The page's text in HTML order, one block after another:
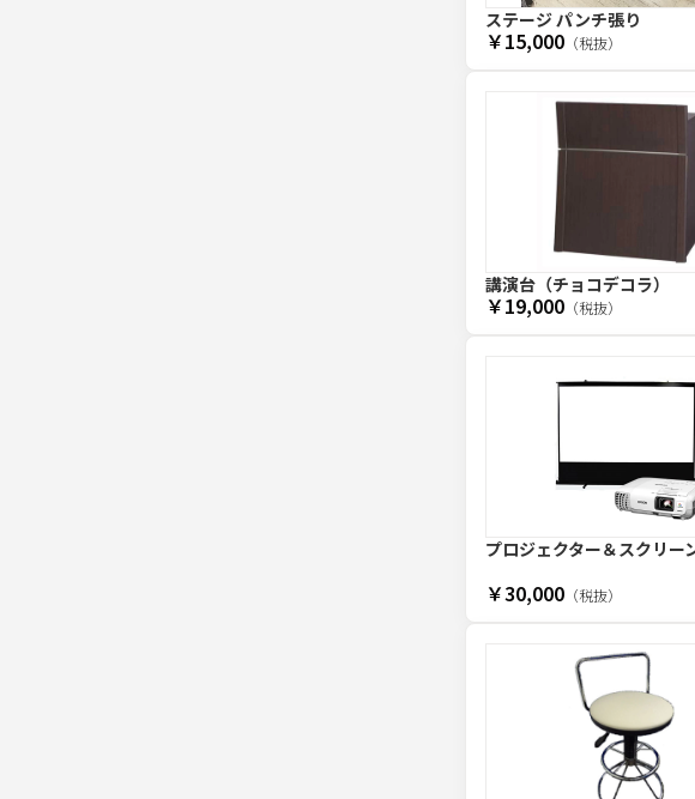
ステージ パンチ張り
￥15,000 （税抜）
講演台（チョコデコラ）
￥19,000 （税抜）
プロジェクター＆スクリー
￥30,000 （税抜）